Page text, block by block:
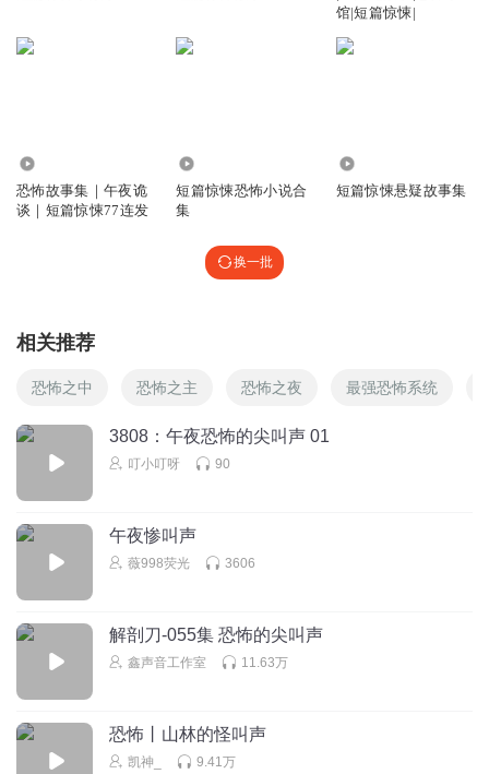
馆|短篇惊悚|
恐怖故事集｜午夜诡
谈｜短篇惊悚77连发
短篇惊悚恐怖小说合
集
短篇惊悚悬疑故事集
换一批
相关推荐
恐怖之中 恐怖之主 恐怖之夜 最强恐怖系统
3808：午夜恐怖的尖叫声 01
叮小叮呀 90
午夜惨叫声
薇998荧光 3606
解剖刀-055集 恐怖的尖叫声
鑫声音工作室 11.63万
恐怖丨山林的怪叫声
凯神_ 9.41万